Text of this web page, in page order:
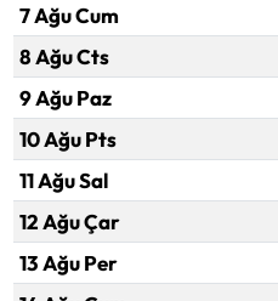
7 Ağu Cum
8 Ağu Cts
9 Ağu Paz
10 Ağu Pts
11 Ağu Sal
12 Ağu Çar
13 Ağu Per